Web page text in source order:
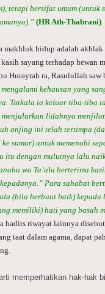
tetapi bersifat umum (untuk
(HR Ath-Thabrani)
makhluk hidup adalah
sayang terhadap hewan
Hurayrah ra, Rasulullah saw
kehausan yang
Tatkala ia keluar tiba-tiba
menjulurkan lidahnya
anjing ini telah tertimpa
sumur) untuk memenuhi
itu dengan mulutnya lalu
wa Ta’ala berterima
Para sahabat
(bila berbuat baik) kepada
memiliki) hati yang basah
hadits riwayat lainnya
taat dalam agama, dapat
memperhatikan hak-hak